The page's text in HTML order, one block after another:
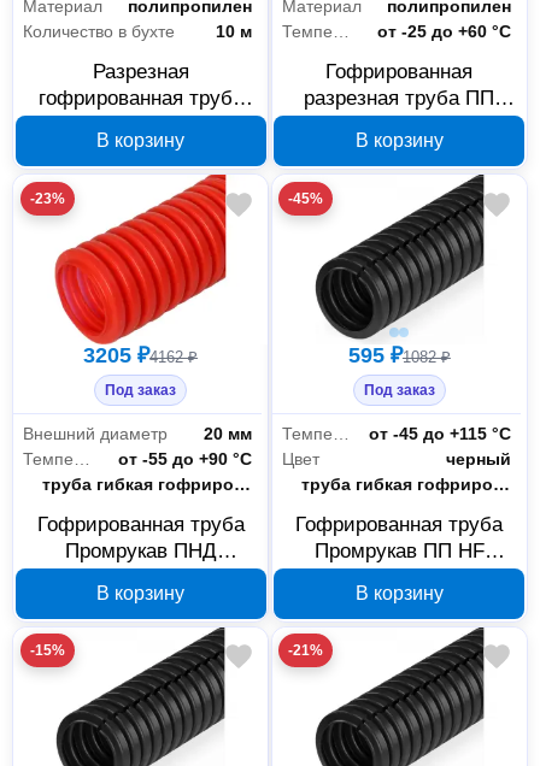
Материал
полипропилен
Количество в бухте
10 м
Разрезная
гофрированная труба
мм 10 м PR02.0296
В корзину
Материал
полипропилен
от -25 до +60 °С
Гофрированная
разрезная труба ПП
5/7.2 мм 250 м
PR02.0362
В корзину
-23%
3205 ₽4162 ₽
Под заказ
Внешний диаметр
20 мм
от -55 до +90 °С
Тип
труба гибкая гофрированная
Гофрированная труба
Промрукав ПНД
100 м PR02.0088
В корзину
-45%
595 ₽1082 ₽
Под заказ
от -45 до +115 °С
Цвет
черный
Тип
труба гибкая гофрированная
Гофрированная труба
Промрукав ПП HF
мм 25 м PR02.0295
В корзину
-15% -21%